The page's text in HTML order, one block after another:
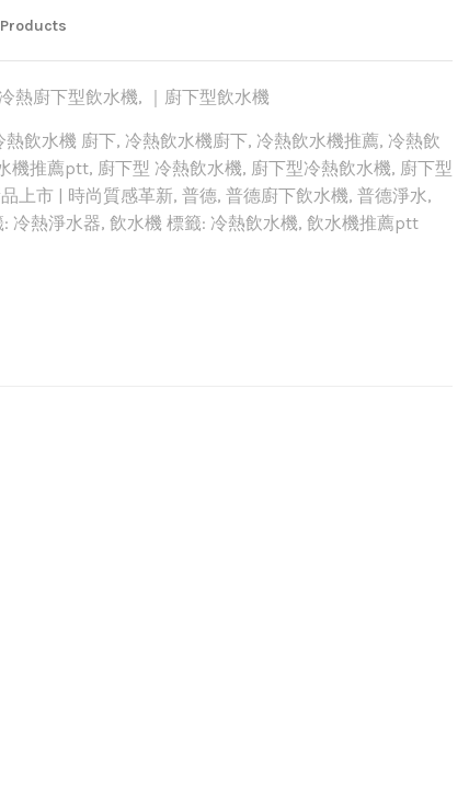
冷熱廚下型飲水機, ｜廚下型飲水機
熱飲水機 廚下, 冷熱飲水機廚下, 冷熱飲水機推薦, 冷熱飲
機推薦ptt, 廚下型 冷熱飲水機, 廚下型冷熱飲水機, 廚下型
上市 | 時尚質感革新, 普德, 普德廚下飲水機, 普德淨水,
冷熱淨水器, 飲水機 標籤: 冷熱飲水機, 飲水機推薦ptt